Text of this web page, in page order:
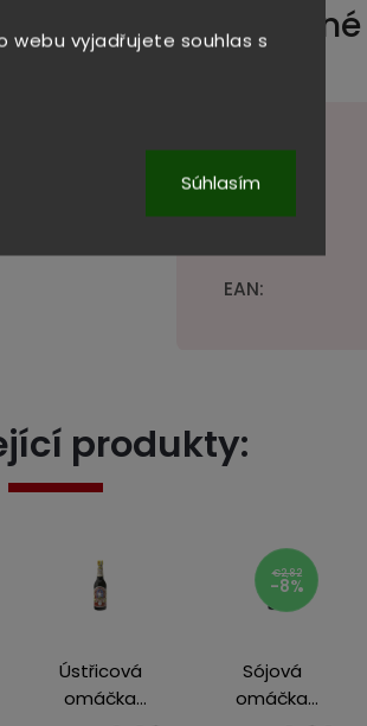
webu vyjadřujete souhlas s
Súhlasím
EAN:
produkty:
Ústřicová
omáčka
€2,82
-8%
Sójová
omáčka